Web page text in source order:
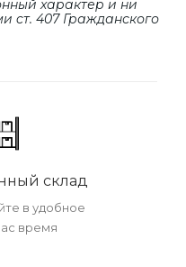
характер и ни
cт. 407 Гражданского
склад
в удобное
время